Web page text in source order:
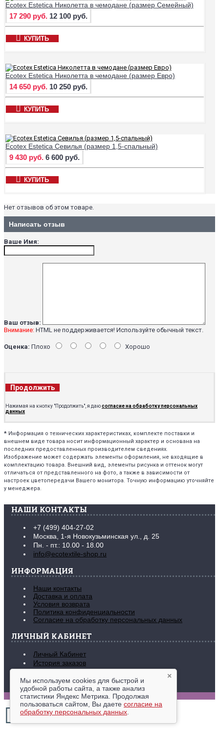
Ecotex Estetica Николетта в чемодане (размер Семейный)
17 290 руб. 12 100 руб.
КУПИТЬ
Ecotex Estetica Николетта в чемодане (размер Евро)
14 650 руб. 10 250 руб.
КУПИТЬ
Ecotex Estetica Севилья (размер 1,5-спальный)
9 430 руб. 6 600 руб.
КУПИТЬ
Нет отзывов об этом товаре.
Написать отзыв
Ваше Имя:
Ваш отзыв:
Внимание: HTML не поддерживается! Используйте обычный текст.
Оценка: Плохо Хорошо
Продолжить
Нажимая на кнопку "Продолжить", я даюсогласие на обработку персональных
данных
* Информация о технических характеристиках, комплекте поставки и
внешнем виде товара носит информационный характер и основана на
последних предоставленных производителем сведениях.
Изображение может содержать элементы оформления, не входящие в
комплектацию товара. Внешний вид, элементы рисунка и оттенок могут
отличаться от представленного на фото, а также в зависимости от
настроек цветопередачи Вашего монитора. Точную информацию уточняйте
у менеджера.
НАШИ КОНТАКТЫ
+7 (499) 404-27-02
Москва, 1-я Новокузьминская ул., д. 25
Пн. - пт.: 10.00 - 18.00
info@ecotextile-shop.ru
ИНФОРМАЦИЯ
Наши контакты
Доставка и оплата
Условия возврата
Политика конфиденциальности
Согласие на обработку персональных данных
ЛИЧНЫЙ КАБИНЕТ
Личный Кабинет
История заказов
Закладки (0)
Рассылка новостей
www.ecotextile-shop.ru © 2016-2026
×
Мы используем cookies для быстрой и
удобной работы сайта, а также анализ
статистики Яндекс Метрика. Продолжая
пользоваться сайтом, Вы даете согласие на
обработку персональных данных